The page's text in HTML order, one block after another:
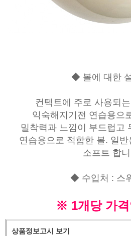
◆ 볼에 대한
컨텍트에 주로 사용되
익숙해지기전 연습용으
밀착력과 느낌이 부드럽고
연습용으로 적합한 볼. 일
소프트 합
◆ 수입처 : 스
※ 1개당 가격
상품정보고시 보기